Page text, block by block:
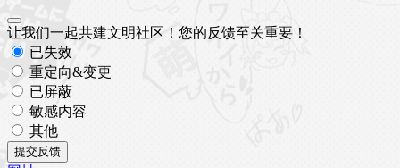
让我们一起共建文明社区！您的反馈至关重要！
已失效
重定向&变更
已屏蔽
敏感内容
其他
提交反馈